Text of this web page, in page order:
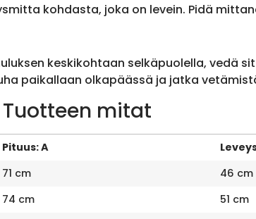
kohdasta, joka on levein. Pidä
keskikohtaan selkäpuolella, vedä
paikallaan olkapäässä ja jatka
mitat
Pituus: A
71 cm 46 cm
74 cm 51 cm